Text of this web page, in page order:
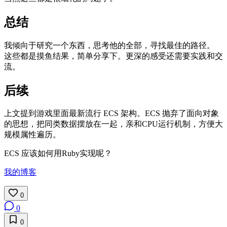
总结
我倾向于研究一个东西，思考他的全部，寻找最佳的路径。
这些都是摸鱼结果，简单分享下。更深的感受还需要实践和交
流。
后续
上文提到游戏里面最新流行 ECS 架构。ECS 抛弃了面向对象
的思想，把同类数据摆放在一起，亲和CPU运行机制，方便大
规模属性遍历。
ECS 应该如何用Ruby实现呢？
我的博客
0
0
0